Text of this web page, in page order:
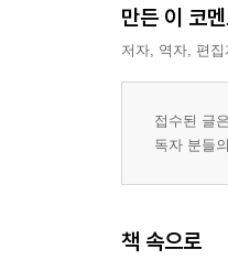
만든 이 코
저자, 역자, 편
접수된 글
독자 분들
책 속으로